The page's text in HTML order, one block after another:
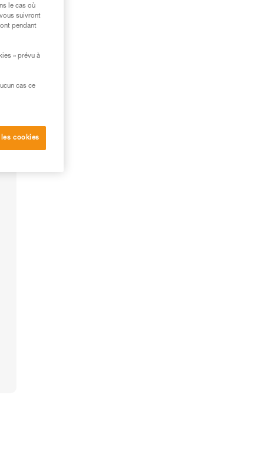
le cas où
suivront
pendant
» prévu à
cas ce
cookies